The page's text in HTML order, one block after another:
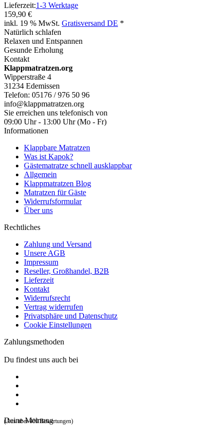
Lieferzeit:1-3 Werktage
159,90 €
inkl. 19 % MwSt. Gratisversand DE *
Natürlich schlafen
Relaxen und Entspannen
Gesunde Erholung
Kontakt
Klappmatratzen.org
Wipperstraße 4
31234 Edemissen
Telefon: 05176 / 976 50 96
info@klappmatratzen.org
Sie erreichen uns telefonisch von
09:00 Uhr - 13:00 Uhr (Mo - Fr)
Informationen
Klappbare Matratzen
Was ist Kapok?
Gästematratze schnell ausklappbar
Allgemein
Klappmatratzen Blog
Matratzen für Gäste
Widerrufsformular
Über uns
Rechtliches
Zahlung und Versand
Unsere AGB
Impressum
Reseller, Großhandel, B2B
Lieferzeit
Kontakt
Widerrufsrecht
Vertrag widerrufen
Privatsphäre und Datenschutz
Cookie Einstellungen
Zahlungsmethoden
Du findest uns auch bei
Deine Meinung
(Aus über 400 Bewertungen)